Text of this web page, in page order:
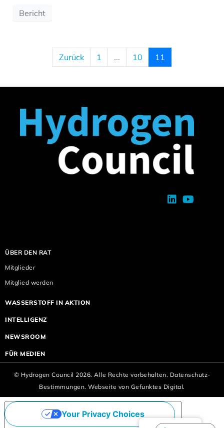
Bericht
Zurück 1 ... 10 11
ÜBER DEN RAT
Mitglieder
Mitglied werden
WASSERSTOFF IN AKTION
INTELLIGENZ
NEWSROOM
FÜR MEDIEN
© Hydrogen Council 2026. Alle Rechte vorbehalten. Datenschutz-
Bestimmungen. Webseite von Gefunktes Digital.
Your Privacy Choices